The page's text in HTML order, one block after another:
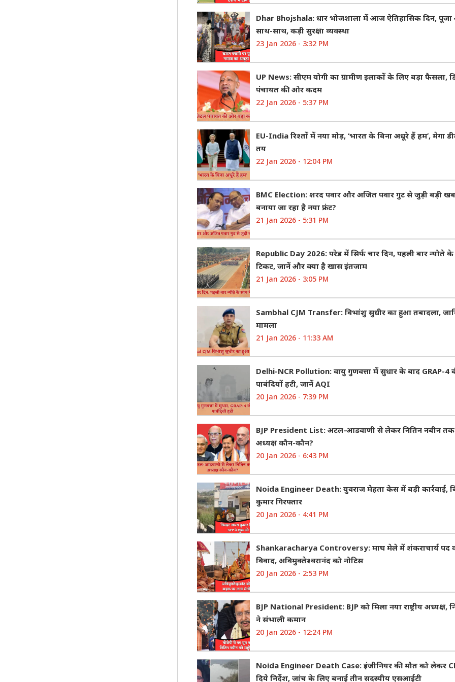
Dhar Bhojshala: धार भोजशाला में आज ऐतिहासिक दिन,
साथ-साथ, कड़ी सुरक्षा व्यवस्था
23 Jan 2026 - 3:32 PM
UP News: सीएम योगी का ग्रामीण इलाकों के लिए बड़ा फैसला,
पंचायत की ओर कदम
22 Jan 2026 - 5:37 PM
EU-India रिश्तों में नया मोड़, ‘भारत के बिना अधूरे हैं हम’, मेगा
तय
22 Jan 2026 - 12:04 PM
BMC Election: शरद पवार और अजित पवार गुट से जुड़ी बड़ी
बनाया जा रहा है नया फ्रंट?
21 Jan 2026 - 5:31 PM
Republic Day 2026: परेड में सिर्फ चार दिन, पहली बार न्योते के
टिकट, जानें और क्या है खास इंतजाम
21 Jan 2026 - 3:05 PM
Sambhal CJM Transfer: विभांशु सुधीर का हुआ तबादला,
मामला
21 Jan 2026 - 11:33 AM
Delhi-NCR Pollution: वायु गुणवत्ता में सुधार के बाद GRAP-4
पाबंदियों हटी, जानें AQI
20 Jan 2026 - 7:39 PM
BJP President List: अटल-आडवाणी से लेकर नितिन नबीन तक
अध्यक्ष कौन-कौन?
20 Jan 2026 - 6:43 PM
Noida Engineer Death: युवराज मेहता केस में बड़ी कार्रवाई,
कुमार गिरफ्तार
20 Jan 2026 - 4:41 PM
Shankaracharya Controversy: माघ मेले में शंकराचार्य पद
विवाद, अविमुक्तेश्वरानंद को नोटिस
20 Jan 2026 - 2:53 PM
BJP National President: BJP को मिला नया राष्ट्रीय अध्यक्ष,
ने संभाली कमान
20 Jan 2026 - 12:24 PM
Noida Engineer Death Case: इंजीनियर की मौत को लेकर
दिये निर्देश, जांच के लिए बनाई तीन सदस्यीय एसआईटी